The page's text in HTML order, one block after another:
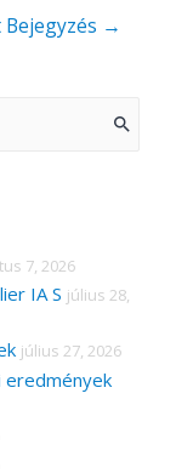
Bejegyzés →
7, 2026
IA S július 28,
július 27, 2026
eredmények